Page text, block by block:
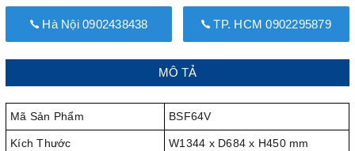
Hà Nội 0902438438 TP. HCM 0902295879
MÔ TẢ
Mã Sản Phẩm BSF64V
Kích Thước W1344 x D684 x H450 mm